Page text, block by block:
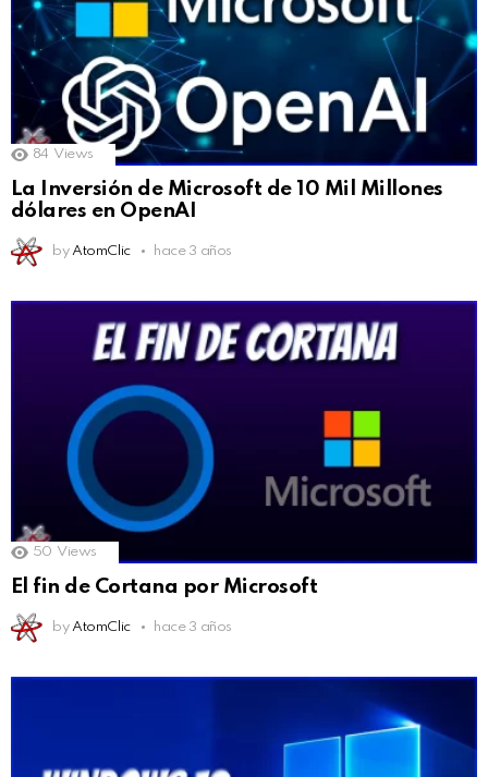
84 Views
La Inversión de Microsoft de 10 Mil Millones
dólares en OpenAI
by AtomClic hace 3 años
50 Views
El fin de Cortana por Microsoft
by AtomClic hace 3 años